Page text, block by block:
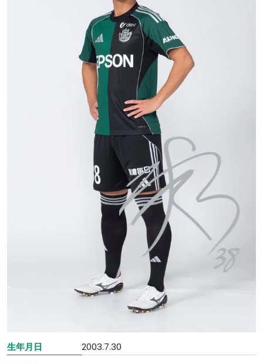
生年月日
2003.7.30